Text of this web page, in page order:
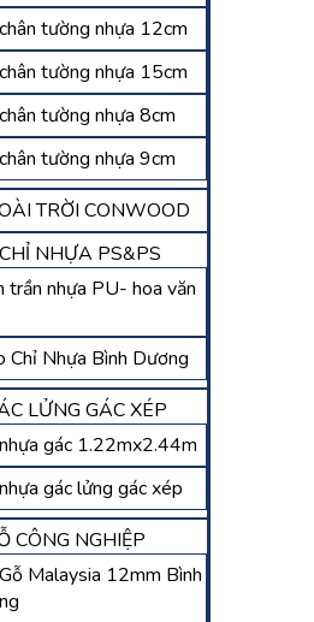
tường nhựa 12cm
tường nhựa 15cm
tường nhựa 8cm
tường nhựa 9cm
TRỜI CONWOOD
NHỰA PS&PS
trần nhựa PU- hoa văn
Chỉ Nhựa Bình Dương
LỬNG GÁC XÉP
gác 1.22mx2.44m
gác lửng gác xép
CÔNG NGHIỆP
Malaysia 12mm Bình